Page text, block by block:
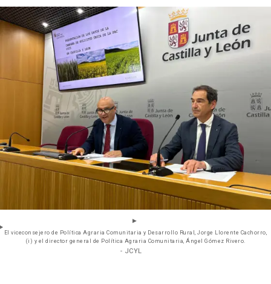
El viceconsejero de Política Agraria Comunitaria y Desarrollo Rural, Jorge Llorente Cachorro,
(i) y el director general de Política Agraria Comunitaria, Ángel Gómez Rivero.
- JCYL